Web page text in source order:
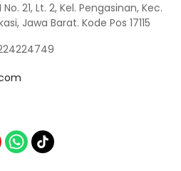
21, Lt. 2, Kel. Pengasinan, Kec.
Jawa Barat. Kode Pos 17115